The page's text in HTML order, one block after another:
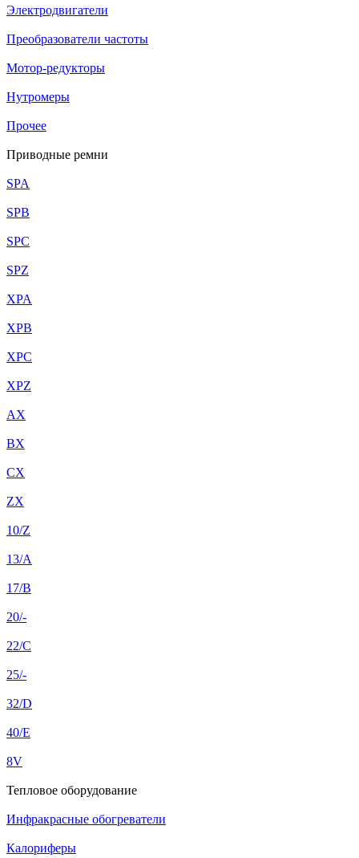
Электродвигатели
Преобразователи частоты
Мотор-редукторы
Нутромеры
Прочее
Приводные ремни
SPA
SPB
SPC
SPZ
XPA
XPB
XPC
XPZ
AX
BX
CX
ZX
10/Z
13/A
17/B
20/-
22/C
25/-
32/D
40/E
8V
Тепловое оборудование
Инфракрасные обогреватели
Калориферы